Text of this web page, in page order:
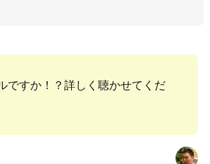
ですか！？詳しく聴かせてくだ